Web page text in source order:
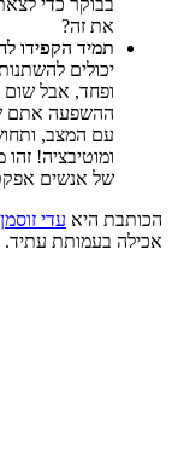
בבוקר כדי
את זה?
תמיד הקפידו
יכולים
ופחד, אבל
ההשפעה אתם
עם המצב,
ומוטיבציה!
של אנשים
הכותבת היא עדי זוסמן
אכילה בעמותת עתיד.